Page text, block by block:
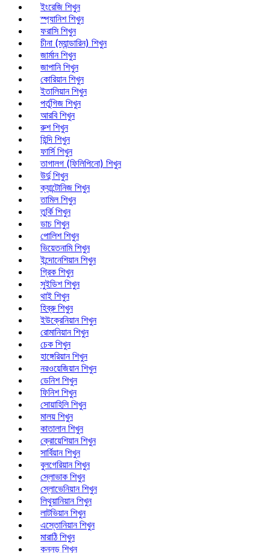
ইংরেজি শিখুন
স্প্যানিশ শিখুন
ফরাসি শিখুন
চীনা (ম্যান্ডারিন) শিখুন
জার্মান শিখুন
জাপানি শিখুন
কোরিয়ান শিখুন
ইতালিয়ান শিখুন
পর্তুগিজ শিখুন
আরবি শিখুন
রুশ শিখুন
হিন্দি শিখুন
ফার্সি শিখুন
তাগালগ (ফিলিপিনো) শিখুন
উর্দু শিখুন
ক্যান্টোনিজ শিখুন
তামিল শিখুন
তুর্কি শিখুন
ডাচ শিখুন
পোলিশ শিখুন
ভিয়েতনামি শিখুন
ইন্দোনেশিয়ান শিখুন
গ্রিক শিখুন
সুইডিশ শিখুন
থাই শিখুন
হিব্রু শিখুন
ইউক্রেনিয়ান শিখুন
রোমানিয়ান শিখুন
চেক শিখুন
হাঙ্গেরিয়ান শিখুন
নরওয়েজিয়ান শিখুন
ডেনিশ শিখুন
ফিনিশ শিখুন
সোয়াহিলি শিখুন
মালয় শিখুন
কাতালান শিখুন
ক্রোয়েশিয়ান শিখুন
সার্বিয়ান শিখুন
বুলগেরিয়ান শিখুন
স্লোভাক শিখুন
স্লোভেনিয়ান শিখুন
লিথুয়ানিয়ান শিখুন
লাটভিয়ান শিখুন
এস্তোনিয়ান শিখুন
মারাঠি শিখুন
কন্নড় শিখুন